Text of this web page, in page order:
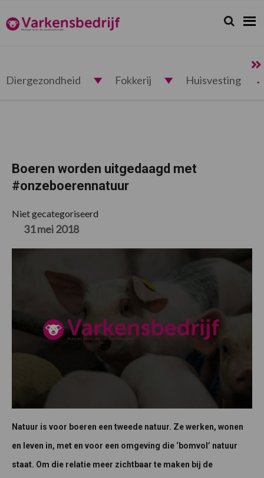
de
hoofdnavigatie
de
hoofd
de
eerste
de
voettekst
Varkensbedrijf.nl Zoeken...
Zoek
Diergezondheid Fokkerij Huisvesting
Boeren worden uitgedaagd met
#onzeboerennatuur
Niet gecategoriseerd
31 mei 2018
Natuur is voor boeren een tweede natuur. Ze werken, wonen
en leven in, met en voor een omgeving die ‘bomvol’ natuur
staat. Om die relatie meer zichtbaar te maken bij de